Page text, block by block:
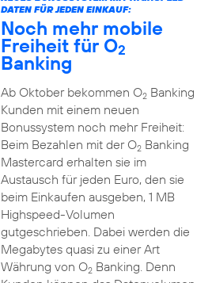
DATEN FÜR JEDEN EINKAUF:
Noch mehr mobile
Freiheit für O2
Banking
Ab Oktober bekommen O2Banking
Kunden mit einem neuen
Bonussystem noch mehr Freiheit:
Beim Bezahlen mit der O2Banking
Mastercard erhalten sie im
Austausch für jeden Euro, den sie
beim Einkaufen ausgeben, 1 MB
Highspeed-Volumen
gutgeschrieben. Dabei werden die
Megabytes quasi zu einer Art
Währung von O2Banking. Denn